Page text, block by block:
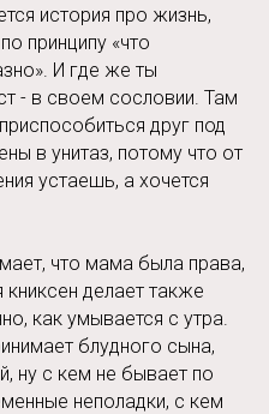
история про жизнь,
принципу «что
И где же ты
- в своем сословии. Там
друг под
в унитаз, потому что от
устаешь, а хочется
что мама была права,
делает также
как умывается с утра.
блудного сына,
ну с кем не бывает по
неполадки, с кем